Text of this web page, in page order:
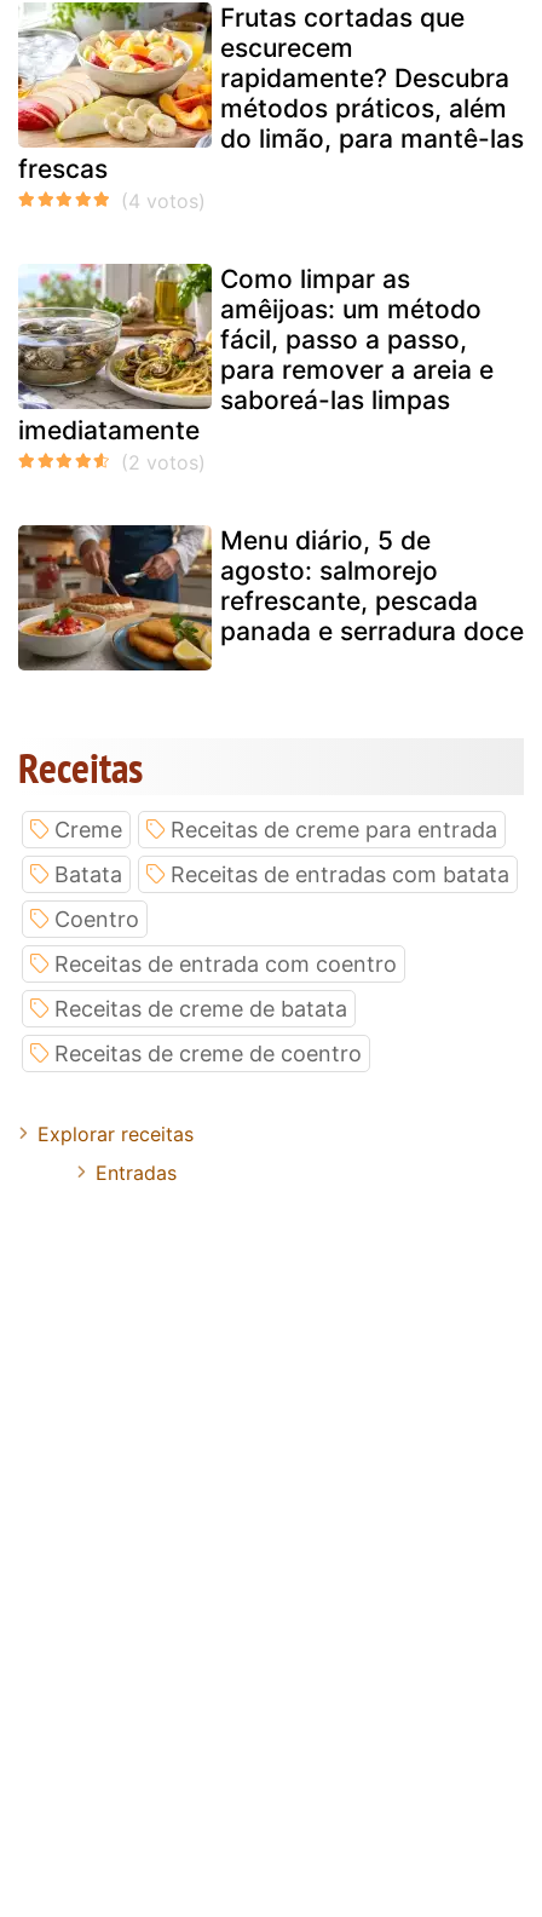
Frutas cortadas que
escurecem
rapidamente? Descubra
métodos práticos, além
do limão, para mantê-las
frescas
Como limpar as
amêijoas: um método
fácil, passo a passo,
para remover a areia e
saboreá-las limpas
imediatamente
Menu diário, 5 de
agosto: salmorejo
refrescante, pescada
panada e serradura doce
Receitas
Creme
Receitas de creme para entrada
Batata
Receitas de entradas com batata
Coentro
Receitas de entrada com coentro
Receitas de creme de batata
Receitas de creme de coentro
Explorar receitas
Entradas